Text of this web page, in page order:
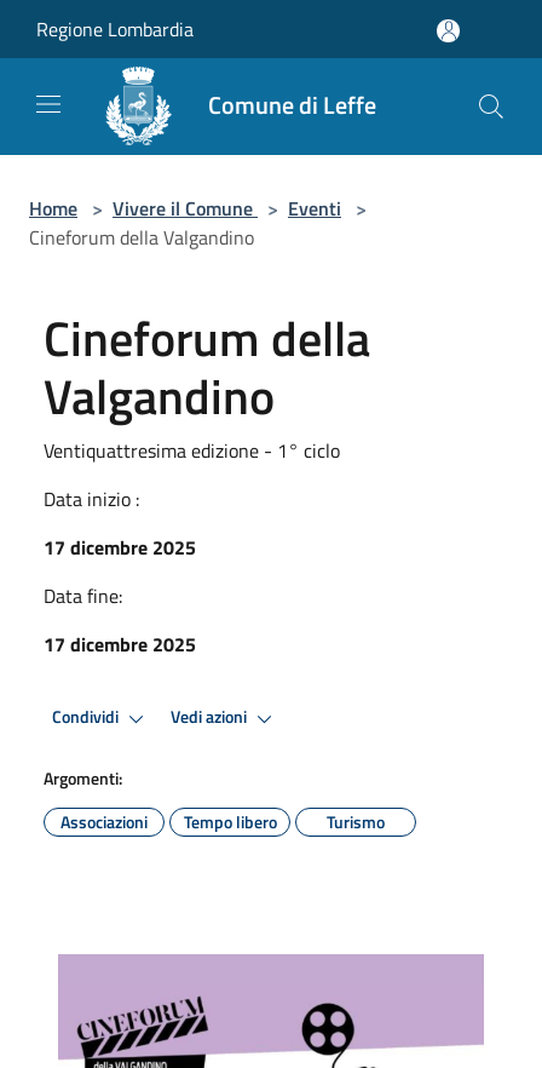
Regione Lombardia
Comune di Leffe
Home > Vivere il Comune > Eventi >
Cineforum della Valgandino
Cineforum della
Valgandino
Ventiquattresima edizione - 1° ciclo
Data inizio :
17 dicembre 2025
Data fine:
17 dicembre 2025
Condividi Vedi azioni
Argomenti:
Associazioni
Tempo libero Turismo